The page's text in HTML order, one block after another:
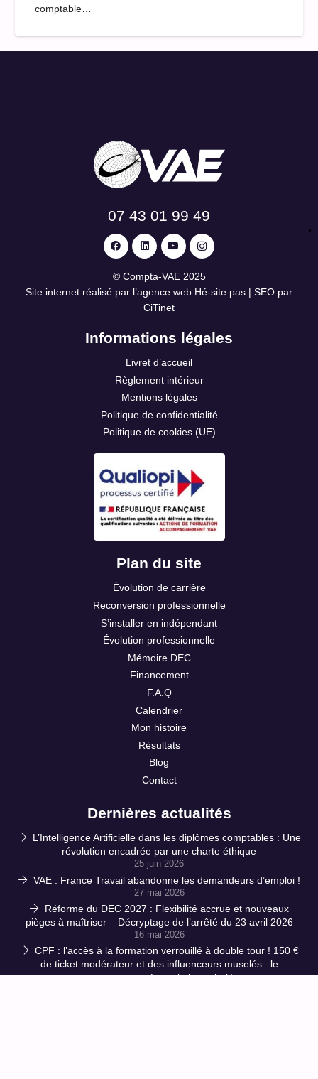
comptable…
07 43 01 99 49
© Compta-VAE2025
Site internet réalisé par l’agence web Hé-site pas | SEO par
CiTinet
Informations légales
Livret d’accueil
Règlement intérieur
Mentions légales
Politique de confidentialité
Politique de cookies (UE)
Plan du site
Évolution de carrière
Reconversion professionnelle
S’installer en indépendant
Évolution professionnelle
Mémoire DEC
Financement
F.A.Q
Calendrier
Mon histoire
Résultats
Blog
Contact
Dernières actualités
L’Intelligence Artificielle dans les diplômes comptables : Une
révolution encadrée par une charte éthique
25 juin 2026
VAE : France Travail abandonne les demandeurs d’emploi !
27 mai 2026
Réforme du DEC 2027 : Flexibilité accrue et nouveaux
pièges à maîtriser – Décryptage de l’arrêté du 23 avril 2026
16 mai 2026
CPF : l’accès à la formation verrouillé à double tour ! 150 €
de ticket modérateur et des influenceurs muselés : le
gouvernement étrangle les salariés